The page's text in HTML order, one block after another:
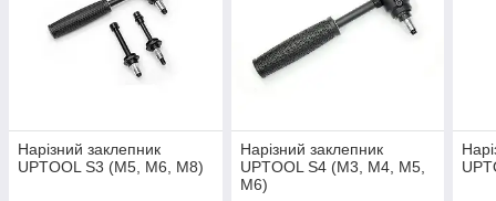
Нарізний заклепник
UPTOOL S3 (М5, М6, М8)
Нарізний заклепник
UPTOOL S4 (М3, М4, М5,
М6)